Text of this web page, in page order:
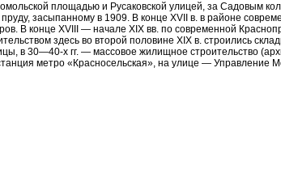
площадью и Русаковской улицей, за Садовым
засыпанному в 1909. В конце XVII в. в районе
В конце XVIII — начале XIX вв. по современной
здесь во второй половине XIX в. строились
в 30—40-х гг. — массовое жилищное строительство
метро «Красносельская», на улице — Управление